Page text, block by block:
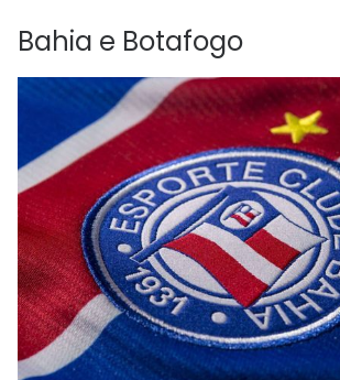
Bahia e Botafogo